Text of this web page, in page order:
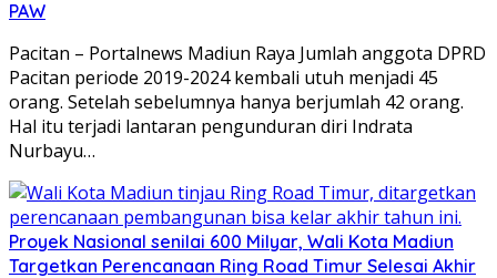
PAW
Pacitan – Portalnews Madiun Raya Jumlah anggota DPRD
Pacitan periode 2019-2024 kembali utuh menjadi 45
orang. Setelah sebelumnya hanya berjumlah 42 orang.
Hal itu terjadi lantaran pengunduran diri Indrata
Nurbayu…
Proyek Nasional senilai 600 Milyar, Wali Kota Madiun
Targetkan Perencanaan Ring Road Timur Selesai Akhir